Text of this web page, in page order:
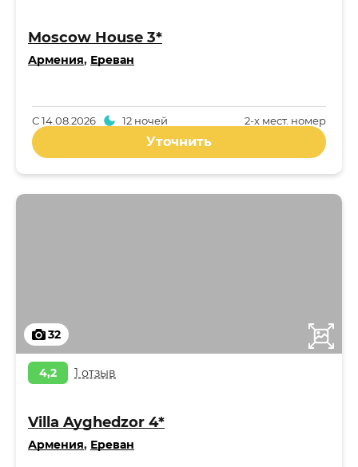
Moscow House 3*
Армения, Ереван
2-x мест. номер
С14.08.2026 12 ночей
Уточнить
32
4,2 1 отзыв
Villa Ayghedzor 4*
Армения, Ереван